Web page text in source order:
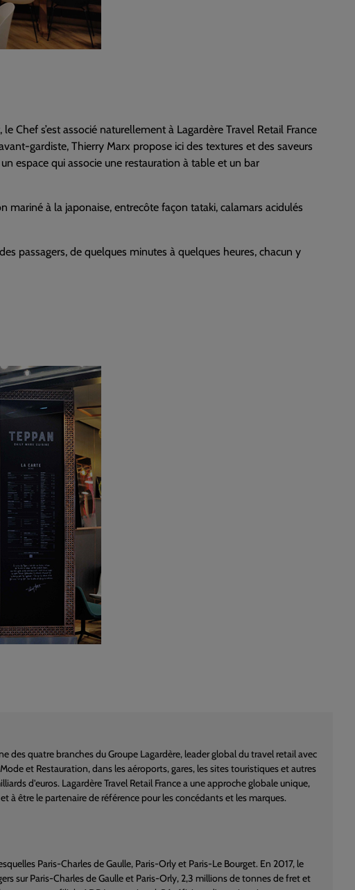
Chef s’est associé naturellement à Lagardère Travel Retail France
gardiste, Thierry Marx propose ici des textures et des saveurs
espace qui associe une restauration à table et un bar
à la japonaise, entrecôte façon tataki, calamars acidulés
passagers, de quelques minutes à quelques heures, chacun y
des quatre branches du Groupe Lagardère, leader global du travel retail avec
et Restauration, dans les aéroports, gares, les sites touristiques et autres
d'euros. Lagardère Travel Retail France a une approche globale unique,
être le partenaire de référence pour les concédants et les marques.
Paris-Charles de Gaulle, Paris-Orly et Paris-Le Bourget. En 2017, le
sur Paris-Charles de Gaulle et Paris-Orly, 2,3 millions de tonnes de fret et